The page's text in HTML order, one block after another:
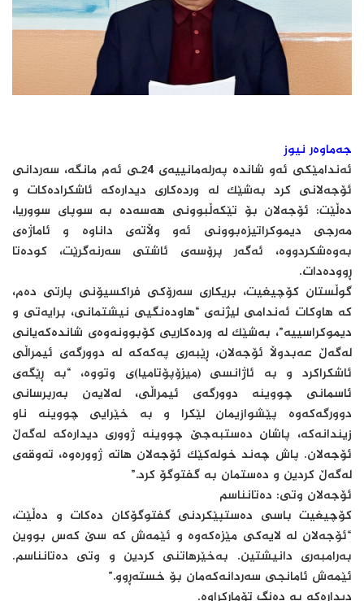
جەماوەر نیوز
ئەندامێکی ئەو شاندە پەرلەمانییەی 24ـی ئەم مانگە، سەردانی
ئۆجەلانی کرد بەشێك لە وردەكاری دیدارەكە ئاشكرادەكات و
دەڵێت: ئۆجەلان بۆ تێکەڵبوونی هەسەدە بە سوپای سووریا،
مەرجی دیموکراتیزەبوونی ئەو وڵاتەی داناوە و ئاماژەی
بەوەشکردووە، ئەگەر پرۆسەی ئاشتی سەرنەگرێت، کودەتا
ڕوودەدات.
گوڵستان کۆچیغیت، بریکاری سەرۆکی فراکسیۆنی پارتی دەم،
کە هاوکات ئەندامی لیژنەی “هاودەنگیی نیشتمانی، برایەتی و
دیموکراسییە”، بەشێک لە وردەکاریی کۆبوونەوەی شاندەکەیانی
لەگەڵ عەبدوڵا ئۆجەلان، ڕێبەری پەکەکە لە دوورگەی ئیمراڵی
ئاشکراکرد و بە ئاژانسی (میزۆپۆتامیا)ی وتووە، “بە ڕێگەی
ئاسمانی چووینە دوورگەی ئیمراڵی، لەلایەن بەرپرسانی
دوورگەکەوە پێشوازیمان لێکرا و بە خێرایی چووینە ناو
زیندانەکە، پاشان دەستبەجێ چووینە ژووری دیدارەکە لەگەڵ
ئۆجەلان. پاش چەند خولەکێک ئۆجەلان هاتە ژوورەوە، تەوقەی
لەگەڵ کردین و دەستمان بە گفتوگۆ کرد.”
ئۆجەلان وتی: دەتانناسم
کۆچیغیت باسی دەستپێکردنی گفتوگۆکان دەکات و دەڵێت،
“ئۆجەلان لە لایەکی مێزەکەوە و ئێمەش کە سێ کەس بووین
بەرامبەری دانیشتین. بەخێرهاتنی کردین و وتی دەتانناسم.
ئێمەش ئامانجی سەردانەکەمان بۆ خستەڕوو.”